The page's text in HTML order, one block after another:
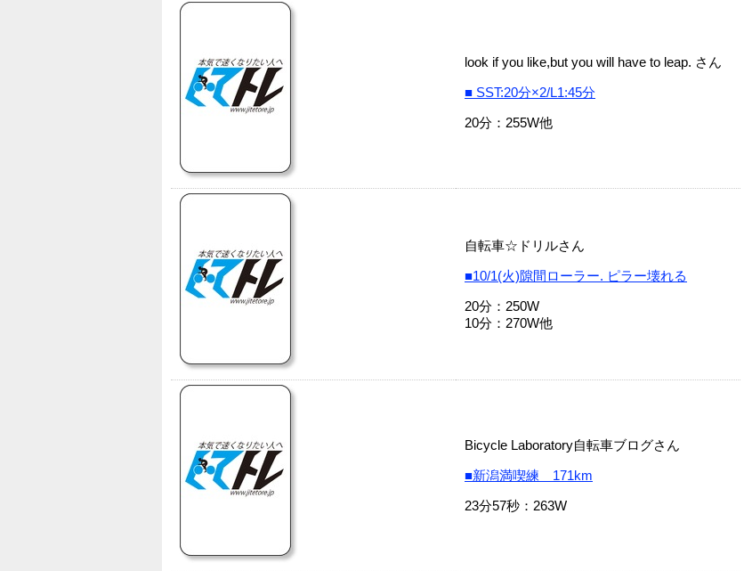
look if you like,but you will have to leap. さん
■ SST:20分×2/L1:45分
20分：255W他
自転車☆ドリルさん
■10/1(火)隙間ローラー. ピラー壊れる
20分：250W
10分：270W他
Bicycle Laboratory自転車ブログさん
■新潟満喫練 171km
23分57秒：263W